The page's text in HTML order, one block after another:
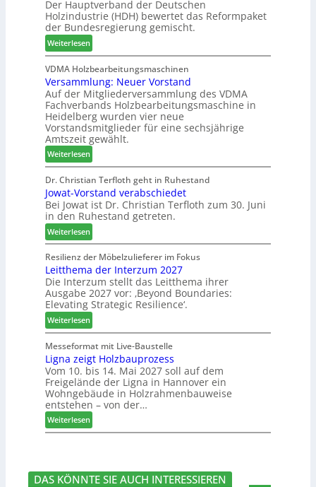
n
d
e
r
h
e
n
2
0
2
6
t
B
e
s
u
c
h
e
r
z
a
h
l
e
n
t
b
o
t
h
i
l
f
t
b
e
i
P
r
o
d
u
k
t
s
u
c
h
e
Der Hauptverband der Deutschen
Holzindustrie (HDH) bewertet das Reformpaket
der Bundesregierung gemischt.
Weiterlesen:
H
D
H
f
o
r
d
e
r
t
N
a
c
h
b
e
s
s
e
r
u
n
g
e
n
VDMA Holzbearbeitungsmaschinen
Versammlung: Neuer Vorstand
Auf der Mitgliederversammlung des VDMA
Fachverbands Holzbearbeitungsmaschine in
Heidelberg wurden vier neue
Vorstandsmitglieder für eine sechsjährige
Amtszeit gewählt.
Weiterlesen:
V
e
r
s
a
m
l
u
n
g
:
N
e
u
e
r
V
o
r
s
t
d
Dr. Christian Terfloth geht in Ruhestand
Jowat-Vorstand verabschiedet
Bei Jowat ist Dr. Christian Terfloth zum 30. Juni
in den Ruhestand getreten.
Weiterlesen:
J
o
w
a
t
-
V
o
r
s
t
a
n
d
v
e
b
Resilienz der Möbelzulieferer im Fokus
Leitthema der Interzum 2027
Die Interzum stellt das Leitthema ihrer
Ausgabe 2027 vor: ‚Beyond Boundaries:
Elevating Strategic Resilience‘.
Weiterlesen:
L
e
i
t
t
h
e
m
a
r
I
Messeformat mit Live-Baustelle
Ligna zeigt Holzbauprozess
Vom 10. bis 14. Mai 2027 soll auf dem
Freigelände der Ligna in Hannover ein
Wohngebäude in Holzrahmenbauweise
entstehen – von der…
Weiterlesen:
L
n
a
DAS KÖNNTE SIE AUCH INTERESSIEREN